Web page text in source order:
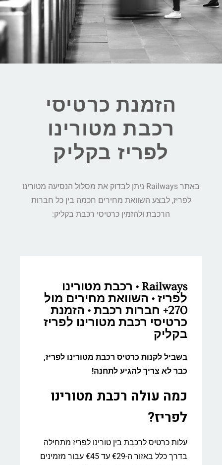
הזמנת כרטיסי
רכבת מטורינו
לפריז בקליק
באתר Railways ניתן לבדוק את מסלול הנסיעה מטורינו
לפריז, לבצע השוואת מחירים חכמה בין כל חברות
הרכבת ולהזמין כרטיסי רכבת בקליק:
Railways • רכבת מטורינו
לפריז • השוואת מחירים מול
270+ חברות רכבת • הזמנת
כרטיסי רכבת מטורינו לפריז
בקליק
בשביל לקנות כרטיס רכבת מטורינו לפריז,
כבר לא צריך להגיע לתחנה!
כמה עולה רכבת מטורינו
לפריז?
עלות כרטיס לרכבת בין טורינו לפריז מתחילה
בדרך כלל באזור ה-€29 עד €45 עבור מזמינים